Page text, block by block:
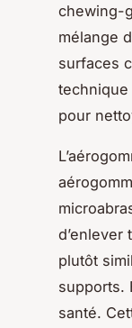
chewing-
mélange
surfaces
technique
pour
plutôt
supports.
santé.